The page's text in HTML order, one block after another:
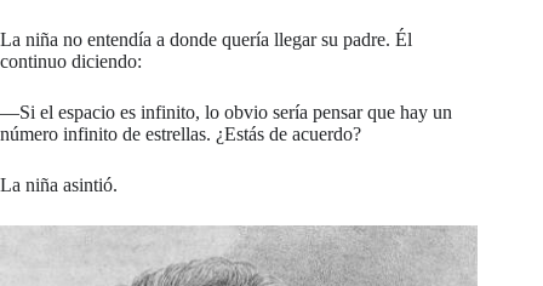
La niña no entendía a donde quería llegar su padre. Él
continuo diciendo:
—Si el espacio es infinito, lo obvio sería pensar que hay un
número infinito de estrellas. ¿Estás de acuerdo?
La niña asintió.